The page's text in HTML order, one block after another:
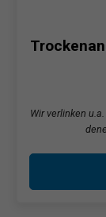
Wir verlinken